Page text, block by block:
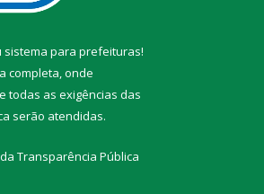
sistema para prefeituras!
completa, onde
todas as exigências das
serão atendidas.
Transparência Pública